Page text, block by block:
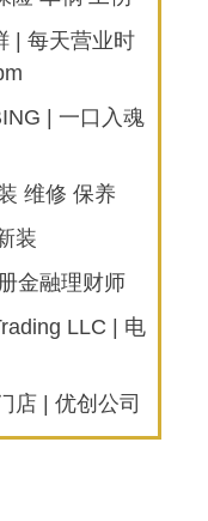
| 每天营业时
| 一口入魂
维修 保养
装
金融理财师
LLC | 电
店 | 优创公司